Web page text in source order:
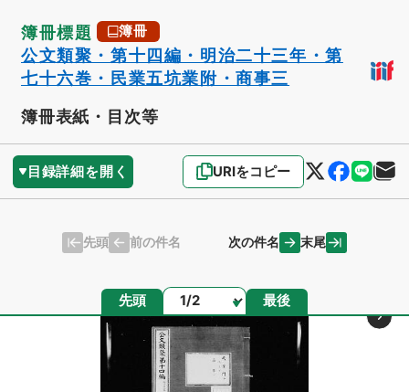
簿冊標題 簿冊
公文類聚・第十四編・明治二十三年・第
七十六巻・民業五坑業附・商事三
簿冊表紙・目次等
目録詳細を開く URIをコピー
先頭 前の件名 次の件名 末尾
先頭 ページ 最後